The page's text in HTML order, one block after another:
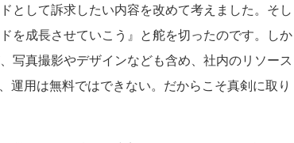
として訴求したい内容を改めて考えました。そし
を成長させていこう』と舵を切ったのです。しか
写真撮影やデザインなども含め、社内のリソース
運用は無料ではできない。だからこそ真剣に取り